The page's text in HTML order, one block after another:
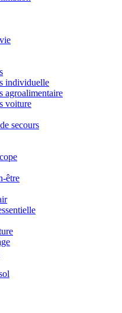
individuelle
agroalimentaire
voiture
secours
être